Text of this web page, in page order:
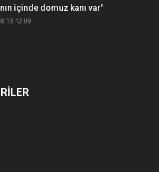
içinde domuz kanı var'
13:12:09